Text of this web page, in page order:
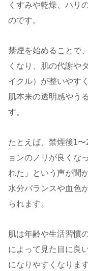
くすみや乾燥、ハリ
のです。
禁煙を始めることで
くなり、肌の代謝や
イクル）が整いやす
肌本来の透明感やう
す。
たとえば、禁煙後1
ョンのノリが良くな
れた」という声が聞
水分バランスや血色
られます。
肌は年齢や生活習慣
によって見た目に良
になりやすくなりま